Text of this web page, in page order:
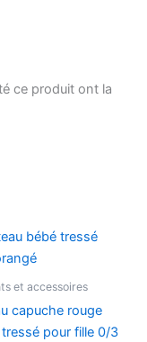
ce produit ont la
et accessoires
capuche rouge
pour fille 0/3